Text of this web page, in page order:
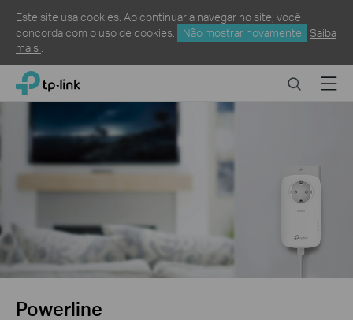
Este site usa cookies. Ao continuar a navegar no site, você
concorda com o uso de cookies.
Não mostrar novamente
Saiba
mais
Click
bar
TP-Link, Reliably Smart SearchMenu
Powerline